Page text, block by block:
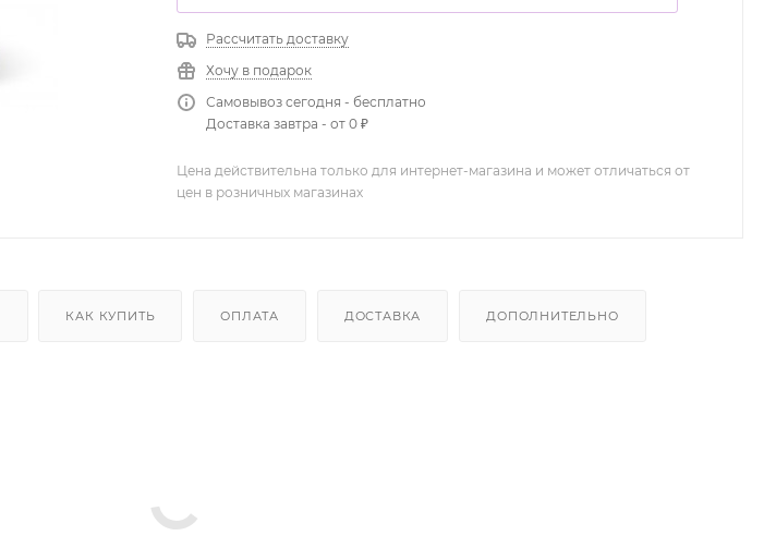
Рассчитать доставку
Хочу в подарок
Самовывоз сегодня - бесплатно
Доставка завтра - от 0 ₽
Цена действительна только для интернет-магазина и может отличаться от
цен в розничных магазинах
КАК КУПИТЬ ОПЛАТА ДОСТАВКА ДОПОЛНИТЕЛЬНО